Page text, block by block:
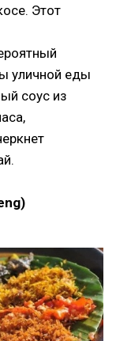
Этот
уличной еды
соус из